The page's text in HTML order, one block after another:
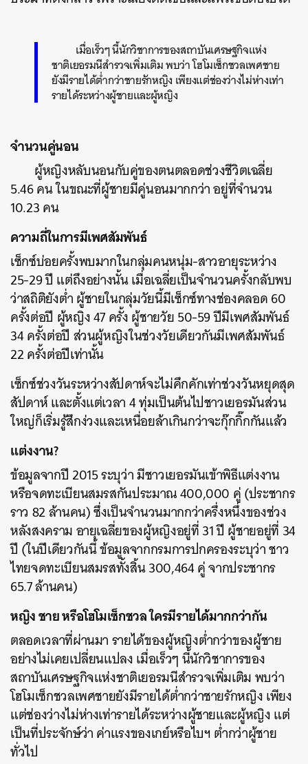
เมื่อเร็วๆ นี้นักวิชาการของสถาบันเศรษฐกิจแห่ง
ชาติเยอรมนีสำรวจเพิ่มเติม พบว่า โฮโมเซ็กชวลเพศชาย
ยังมีรายได้ต่ำกว่าชายรักหญิง เพียงแต่ช่องว่างไม่ห่างเท่า
รายได้ระหว่างผู้ชายและผู้หญิง
จำนวนคู่นอน
ผู้หญิงหลับนอนกับคู่ของตนตลอดช่วงชีวิตเฉลี่ย
5.46 คน ในขณะที่ผู้ชายมีคู่นอนมากกว่า อยู่ที่จำนวน
10.23 คน
ความถี่ในการมีเพศสัมพันธ์
เซ็กซ์บ่อยครั้งพบมากในกลุ่มคนหนุ่ม-สาวอายุระหว่าง
25-29 ปี แต่ถึงอย่างนั้น เมื่อเฉลี่ยเป็นจำนวนครั้งกลับพบ
ว่าสถิติยังต่ำ ผู้ชายในกลุ่มวัยนี้มีเซ็กซ์ทางช่องคลอด 60
ครั้งต่อปี ผู้หญิง 47 ครั้ง ผู้ชายวัย 50-59 ปีมีเพศสัมพันธ์
34 ครั้งต่อปี ส่วนผู้หญิงในช่วงวัยเดียวกันมีเพศสัมพันธ์
22 ครั้งต่อปีเท่านั้น
เซ็กซ์ช่วงวันระหว่างสัปดาห์จะไม่คึกคักเท่าช่วงวันหยุดสุด
สัปดาห์ และตั้งแต่เวลา 4 ทุ่มเป็นต้นไปชาวเยอรมันส่วน
ใหญ่ก็เริ่มรู้สึกง่วงและเหนื่อยล้าเกินกว่าจะกุ๊กกิ๊กกันแล้ว
แต่งงาน?
ข้อมูลจากปี 2015 ระบุว่า มีชาวเยอรมันเข้าพิธีแต่งงาน
หรือจดทะเบียนสมรสกันประมาณ 400,000 คู่ (ประชากร
ราว 82 ล้านคน) ซึ่งเป็นจำนวนมากกว่าครึ่งหนึ่งของช่วง
หลังสงคราม อายุเฉลี่ยของผู้หญิงอยู่ที่ 31 ปี ผู้ชายอยู่ที่ 34
ปี (ในปีเดียวกันนี้ ข้อมูลจากกรมการปกครองระบุว่า ชาว
ไทยจดทะเบียนสมรสทั้งสิ้น 300,464 คู่ จากประชากร
65.7 ล้านคน)
หญิง ชาย หรือโฮโมเซ็กชวล ใครมีรายได้มากกว่ากัน
ตลอดเวลาที่ผ่านมา รายได้ของผู้หญิงต่ำกว่าของผู้ชาย
อย่างไม่เคยเปลี่ยนแปลง เมื่อเร็วๆ นี้นักวิชาการของ
สถาบันเศรษฐกิจแห่งชาติเยอรมนีสำรวจเพิ่มเติม พบว่า
โฮโมเซ็กชวลเพศชายยังมีรายได้ต่ำกว่าชายรักหญิง เพียง
แต่ช่องว่างไม่ห่างเท่ารายได้ระหว่างผู้ชายและผู้หญิง แต่
เป็นที่ประจักษ์ว่า ค่าแรงของเกย์หรือไบฯ ต่ำกว่าผู้ชาย
ทั่วไป
ค้นหา
SHARE TWEET LINE EMAIL